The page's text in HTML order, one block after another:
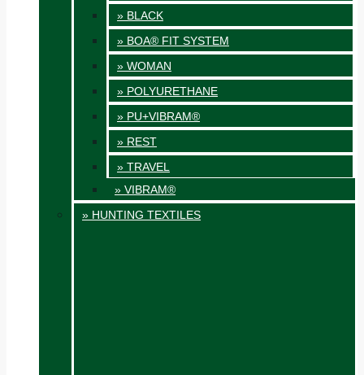
» BLACK
» BOA® FIT SYSTEM
» WOMAN
» POLYURETHANE
» PU+VIBRAM®
» REST
» TRAVEL
» VIBRAM®
» HUNTING TEXTILES